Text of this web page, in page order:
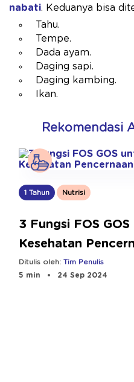
nabati. Keduanya bisa
Tahu.
Tempe.
Dada ayam.
Daging sapi.
Daging kambing.
Ikan.
Rekomendasi
1 Tahun Nutrisi
3 Fungsi FOS
Kesehatan
Ditulis oleh: Tim Penulis
5 min
24 Sep 2024